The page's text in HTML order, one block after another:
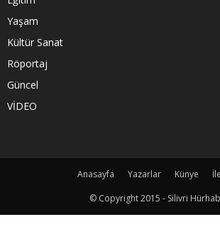
Yaşam
Kültür Sanat
Röportaj
Güncel
VİDEO
Anasayfa Yazarlar Künye
© Copyright 2015 - Silivri